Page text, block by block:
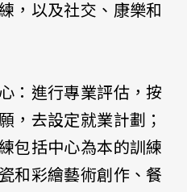
，以及社交、康樂和
：進行專業評估，按
，去設定就業計劃；
包括中心為本的訓練
和彩繪藝術創作、餐